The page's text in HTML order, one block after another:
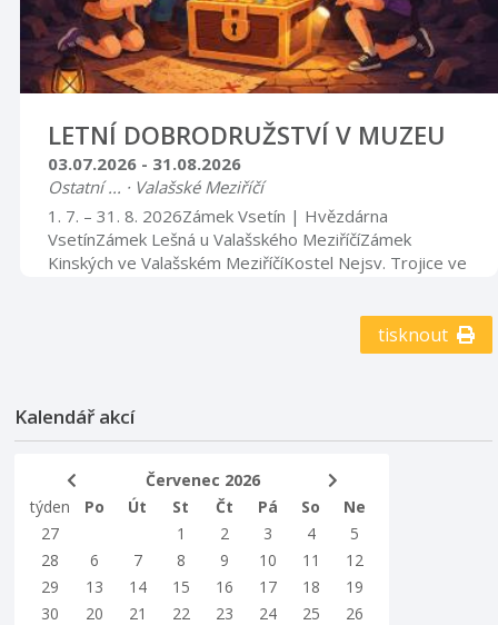
LETNÍ DOBRODRUŽSTVÍ V MUZEU
03.07.2026 - 31.08.2026
Ostatní ... · Valašské Meziříčí
1. 7. – 31. 8. 2026Zámek Vsetín | Hvězdárna
VsetínZámek Lešná u Valašského MeziříčíZámek
Kinských ve Valašském MeziříčíKostel Nejsv. Trojice ve
@muzeumregionuvalasskoPodrobnosti zde (QR kód na
tisknout
Kalendář akcí
Červenec 2026
týden
Po Út St Čt Pá So
Ne
27
1 2 3 4
5
28
6 7 8 9 10 11
12
29
13 14 15 16 17 18
19
30
20 21 22 23 24 25
26